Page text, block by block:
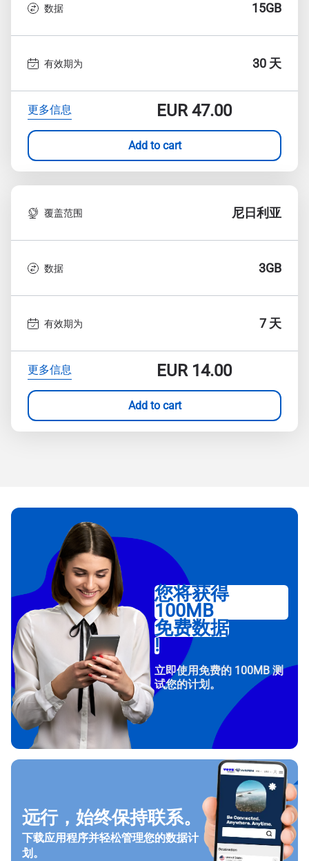
数据 15GB
有效期为 30 天
更多信息 EUR47.00
Add to cart
覆盖范围 尼日利亚
数据 3GB
有效期为 7 天
更多信息 EUR14.00
Add to cart
您将获得
100MB
免费数据
!
立即使用免费的 100MB 测
试您的计划。
远行，始终保持联系。
下载应用程序并轻松管理您的数据计
划。